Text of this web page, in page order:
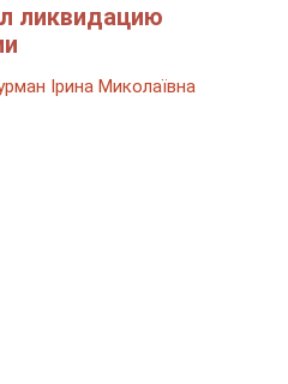
ликвидацию
Ірина Миколаївна